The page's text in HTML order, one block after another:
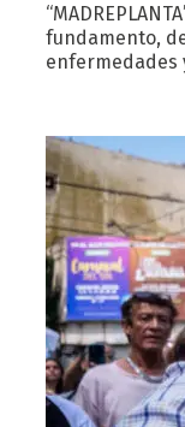
fundamento,
enfermedades